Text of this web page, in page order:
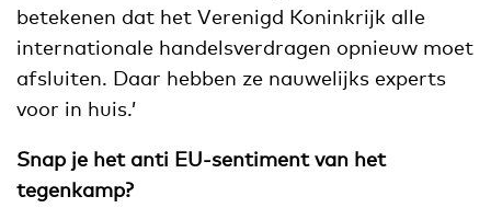
betekenen dat het Verenigd Koninkrijk alle
internationale handelsverdragen opnieuw moet
afsluiten. Daar hebben ze nauwelijks experts
voor in huis.’
Snap je het anti EU-sentiment van het
tegenkamp?